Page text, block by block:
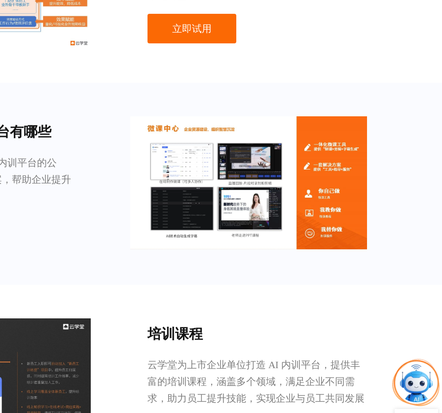
立即试用
有哪些
训平台的公
帮助企业提升
培训课程
云学堂为上市企业单位打造 AI 内训平台，提供丰
富的培训课程，涵盖多个领域，满足企业不同需
求，助力员工提升技能，实现企业与员工共同发展